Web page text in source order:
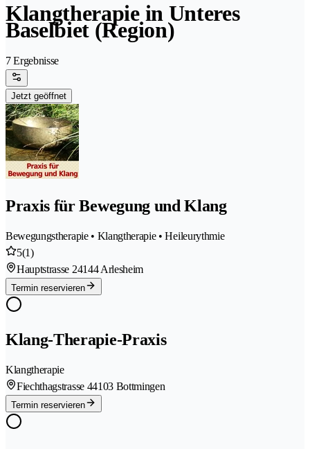
Klangtherapie in Unteres
Baselbiet (Region)
7 Ergebnisse
Jetzt geöffnet
Praxis für Bewegung und Klang
Bewegungstherapie • Klangtherapie • Heileurythmie
5(1)
Hauptstrasse 24144 Arlesheim
Termin reservieren
Klang-Therapie-Praxis
Klangtherapie
Fiechthagstrasse 44103 Bottmingen
Termin reservieren